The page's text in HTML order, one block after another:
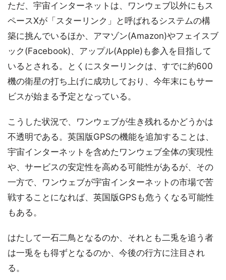
ただ、宇宙インターネットは、ワンウェブ以外にもス
ペースXが「スターリンク」と呼ばれるシステムの構
築に挑んでいるほか、アマゾン(Amazon)やフェイスブ
ック(Facebook)、アップル(Apple)も参入を目指して
いるとされる。とくにスターリンクは、すでに約600
機の衛星の打ち上げに成功しており、今年末にもサー
ビスが始まる予定となっている。
こうした状況で、ワンウェブが生き残れるかどうかは
不透明である。英国版GPSの機能を追加することは、
宇宙インターネットを含めたワンウェブ全体の実現性
や、サービスの安定性を高める可能性があるが、その
一方で、ワンウェブが宇宙インターネットの市場で苦
戦することになれば、英国版GPSも危うくなる可能性
もある。
はたして一石二鳥となるのか、それとも二兎を追う者
は一兎をも得ずとなるのか、今後の行方に注目され
る。